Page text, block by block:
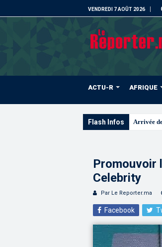
VENDREDI 7 AOÛT 2026
ACTU-R AFRIQUE
Flash Infos Arrivée
Promouvoir
Celebrity
Par Le Reporter.ma
Facebook